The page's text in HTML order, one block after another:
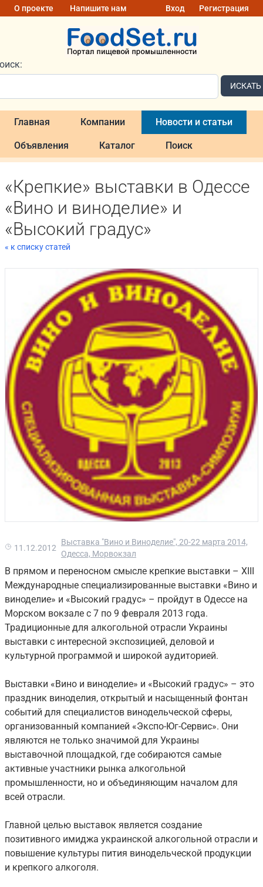
О проекте Напишите нам Вход Регистрация
ИСКАТЬ
Главная Компании Новости и статьи
Объявления Каталог Поиск
«Крепкие» выставки в Одессе
«Вино и виноделие» и
«Высокий градус»
« к списку статей
11.12.2012
Выставка "Вино и Виноделие", 20-22 марта 2014,
Одесса, Морвокзал
В прямом и переносном смысле крепкие выставки – XIII
Международные специализированные выставки «Вино и
виноделие» и «Высокий градус» – пройдут в Одессе на
Морском вокзале с 7 по 9 февраля 2013 года.
Традиционные для алкогольной отрасли Украины
выставки с интересной экспозицией, деловой и
культурной программой и широкой аудиторией.
Выставки «Вино и виноделие» и «Высокий градус» – это
праздник виноделия, открытый и насыщенный фонтан
событий для специалистов винодельческой сферы,
организованный компанией «Экспо-Юг-Сервис». Они
являются не только значимой для Украины
выставочной площадкой, где собираются самые
активные участники рынка алкогольной
промышленности, но и объединяющим началом для
всей отрасли.
Главной целью выставок является создание
позитивного имиджа украинской алкогольной отрасли и
повышение культуры пития винодельческой продукции
и крепкого алкоголя.